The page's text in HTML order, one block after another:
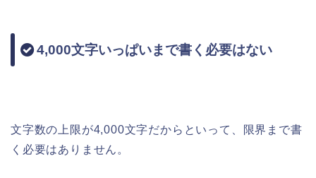
4,000文字いっぱいまで書く必要はない
文字数の上限が4,000文字だからといって、限界まで書
く必要はありません。